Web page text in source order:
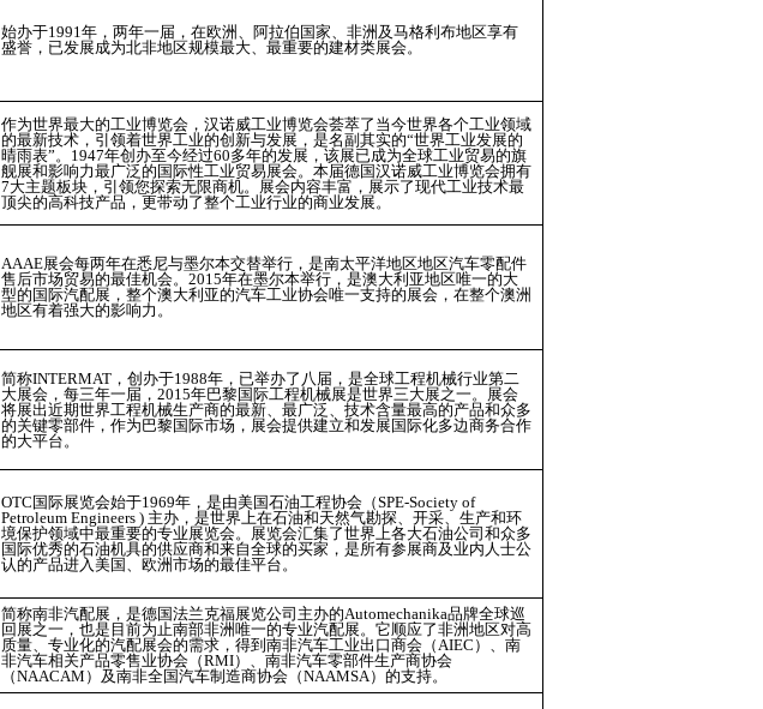
始办于1991年，两年一届，在欧洲、阿拉伯国家、非洲及马格利布地区享有
盛誉，已发展成为北非地区规模最大、最重要的建材类展会。
作为世界最大的工业博览会，汉诺威工业博览会荟萃了当今世界各个工业领域
的最新技术，引领着世界工业的创新与发展，是名副其实的“世界工业发展的
晴雨表”。1947年创办至今经过60多年的发展，该展已成为全球工业贸易的旗
舰展和影响力最广泛的国际性工业贸易展会。本届德国汉诺威工业博览会拥有
7大主题板块，引领您探索无限商机。展会内容丰富，展示了现代工业技术最
顶尖的高科技产品，更带动了整个工业行业的商业发展。
AAAE展会每两年在悉尼与墨尔本交替举行，是南太平洋地区地区汽车零配件
售后市场贸易的最佳机会。2015年在墨尔本举行，是澳大利亚地区唯一的大
型的国际汽配展，整个澳大利亚的汽车工业协会唯一支持的展会，在整个澳洲
地区有着强大的影响力。
简称INTERMAT，创办于1988年，已举办了八届，是全球工程机械行业第二
大展会，每三年一届，2015年巴黎国际工程机械展是世界三大展之一。展会
将展出近期世界工程机械生产商的最新、最广泛、技术含量最高的产品和众多
的关键零部件，作为巴黎国际市场，展会提供建立和发展国际化多边商务合作
的大平台。
OTC 国际展览会始于1969年，是由美国石油工程协会（SPE-Society of
Petroleum Engineers ) 主办，是世界上在石油和天然气勘探、开采、生产和环
境保护领域中最重要的专业展览会。展览会汇集了世界上各大石油公司和众多
国际优秀的石油机具的供应商和来自全球的买家，是所有参展商及业内人士公
认的产品进入美国、欧洲市场的最佳平台。
简称南非汽配展，是德国法兰克福展览公司主办的Automechanika品牌全球巡
回展之一，也是目前为止南部非洲唯一的专业汽配展。它顺应了非洲地区对高
质量、专业化的汽配展会的需求，得到南非汽车工业出口商会（AIEC）、南
非汽车相关产品零售业协会（RMI）、南非汽车零部件生产商协会
（NAACAM）及南非全国汽车制造商协会（NAAMSA）的支持。